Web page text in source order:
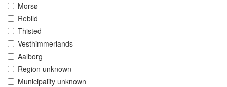
Morsø
Rebild
Thisted
Vesthimmerlands
Aalborg
Region unknown
Municipality unknown